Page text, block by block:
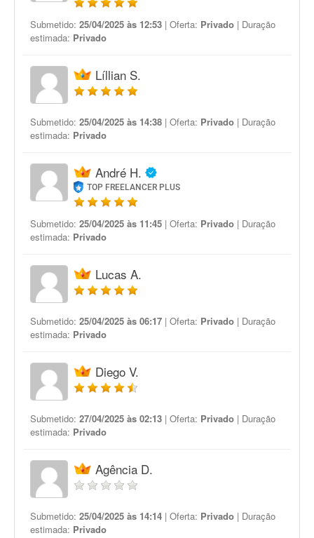
Submetido: 25/04/2025 às 12:53 | Oferta: Privado | Duração
estimada: Privado
Líllian S.
Submetido: 25/04/2025 às 14:38 | Oferta: Privado | Duração
estimada: Privado
André H.
TOP FREELANCER PLUS
Submetido: 25/04/2025 às 11:45 | Oferta: Privado | Duração
estimada: Privado
Lucas A.
Submetido: 25/04/2025 às 06:17 | Oferta: Privado | Duração
estimada: Privado
Diego V.
Submetido: 27/04/2025 às 02:13 | Oferta: Privado | Duração
estimada: Privado
Agência D.
Submetido: 25/04/2025 às 14:14 | Oferta: Privado | Duração
estimada: Privado